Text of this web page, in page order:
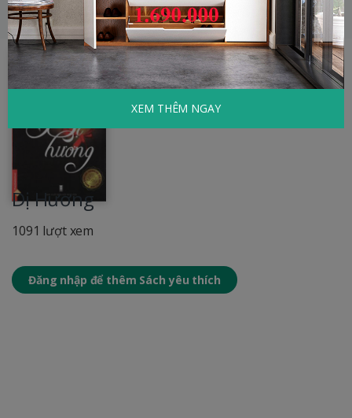
HOME Văn Học Việt Nam Dị Hương
Dị Hương
1091 lượt xem
Đăng nhập để thêm Sách yêu thích
XEM THÊM NGAY